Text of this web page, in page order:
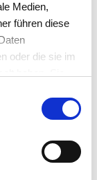
Medien,
führen diese
oder die sie im